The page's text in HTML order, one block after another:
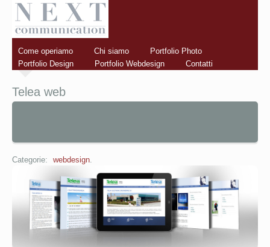
Come operiamo Chi siamo
Portfolio Photo
Portfolio Design
Portfolio Webdesign Contatti
Telea web
Categorie: webdesign